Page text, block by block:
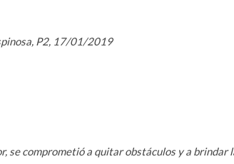
P2, 17/01/2019
se comprometió a quitar obstáculos y a